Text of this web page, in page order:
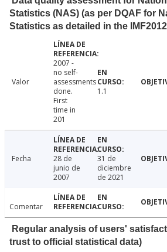
Statistics (NAS) (as per DQAF for
Statistics as detailed in the
Valor
2007 -
no self-
assessments
done.
First
time in
201
1.1
Fecha
28 de
junio de
2007
31 de
diciembre
de 2021
Comentar
Regular analysis of users'
trust to official statistical data)